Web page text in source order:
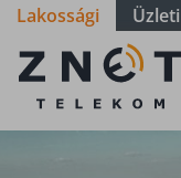
Lakossági Üzleti
Szolgáltatási
terület -
Somogy -